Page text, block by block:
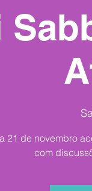
21 de novembro
com